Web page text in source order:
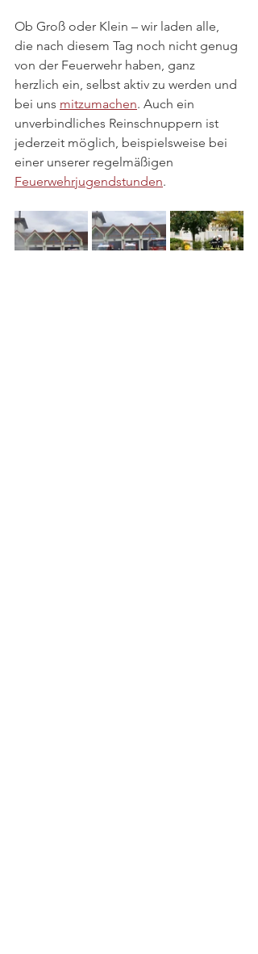
Ob Groß oder Klein – wir laden alle,
die nach diesem Tag noch nicht genug
von der Feuerwehr haben, ganz
herzlich ein, selbst aktiv zu werden und
bei uns mitzumachen. Auch ein
unverbindliches Reinschnuppern ist
jederzeit möglich, beispielsweise bei
einer unserer regelmäßigen
Feuerwehrjugendstunden.